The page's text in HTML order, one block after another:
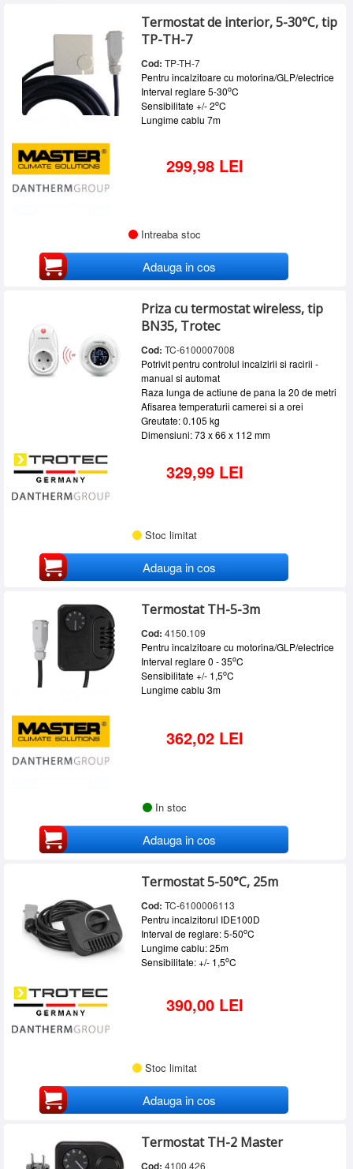
Termostat de interior, 5-30°C, tip
TP-TH-7
Cod: TP-TH-7
Pentru incalzitoare cu motorina/GLP/electrice
Interval reglare 5-30oC
Sensibilitate +/- 2oC
Lungime cablu 7m
299,98 LEI
Intreaba stoc
Adauga in cos
Priza cu termostat wireless, tip
BN35, Trotec
Cod: TC-6100007008
Potrivit pentru controlul incalzirii si racirii -
manual si automat
Raza lunga de actiune de pana la 20 de metri
Afisarea temperaturii camerei si a orei
Greutate: 0.105 kg
Dimensiuni: 73 x 66 x 112 mm
329,99 LEI
Stoc limitat
Adauga in cos
Termostat TH-5-3m
Cod: 4150.109
Pentru incalzitoare cu motorina/GLP/electrice
Interval reglare 0 - 35oC
Sensibilitate +/- 1,5oC
Lungime cablu 3m
362,02 LEI
In stoc
Adauga in cos
Termostat 5-50°C, 25m
Cod: TC-6100006113
Pentru incalzitorul IDE100D
Interval de reglare: 5-50oC
Lungime cablu: 25m
Sensibilitate: +/- 1,5oC
390,00 LEI
Stoc limitat
Adauga in cos
Termostat TH-2 Master
Cod: 4100.426